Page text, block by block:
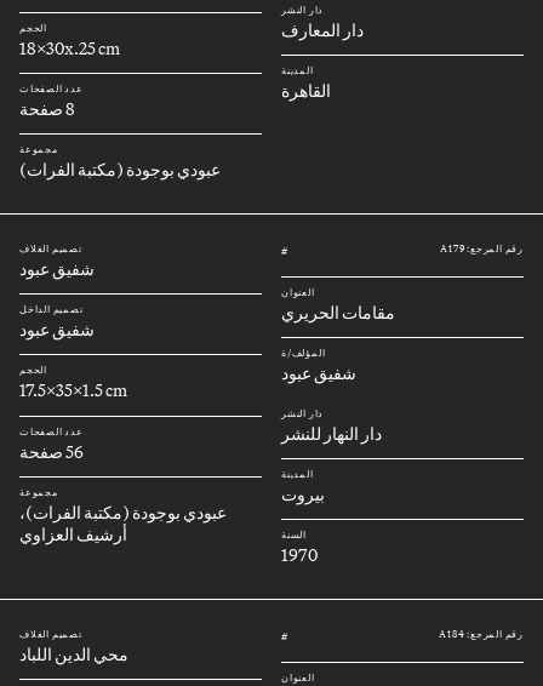
دار النشر
دار المعارف
المدينة
القاهرة
الحجم
18x30x.25 cm
عدد الصفحات
8 صفحة
مجموعة
عبودي بوجودة (مكتبة الفرات)
رقم المرجع: A179 #
العنوان
مقامات الحريري
المؤلف/ة
شفيق عبود
دار النشر
دار النهار للنشر
المدينة
بيروت
السنة
1970
تصميم الغلاف
شفيق عبود
تصميم الداخل
شفيق عبود
الحجم
17.5x35x1.5 cm
عدد الصفحات
56 صفحة
مجموعة
عبودي بوجودة (مكتبة الفرات)،
أرشيف العزاوي
رقم المرجع: A184 #
العنوان
تصميم الغلاف
محي الدين اللباد